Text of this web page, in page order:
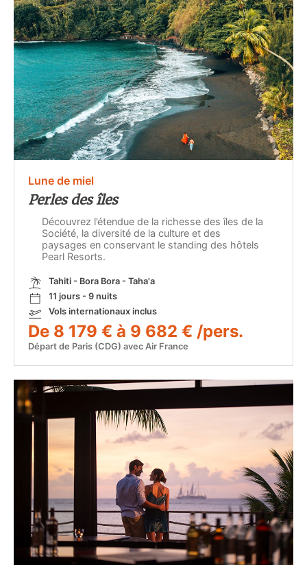
Lune de miel
Perles des îles
Découvrez l’étendue de la richesse des îles de la
Société, la diversité de la culture et des
paysages en conservant le standing des hôtels
Pearl Resorts.
Tahiti - Bora Bora - Taha'a
11 jours - 9 nuits
Vols internationaux inclus
De 8 179 € à 9 682 € /pers.
Départ de Paris (CDG) avec Air France